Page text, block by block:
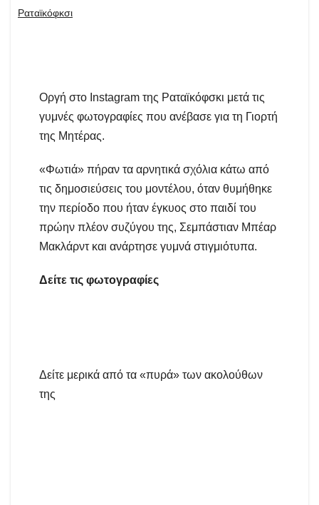
Ραταϊκόφκσι
Οργή στο Instagram της Ραταϊκόφσκι μετά τις
γυμνές φωτογραφίες που ανέβασε για τη Γιορτή
της Μητέρας.
«Φωτιά» πήραν τα αρνητικά σχόλια κάτω από
τις δημοσιεύσεις του μοντέλου, όταν θυμήθηκε
την περίοδο που ήταν έγκυος στο παιδί του
πρώην πλέον συζύγου της, Σεμπάστιαν Μπέαρ
Μακλάρντ και ανάρτησε γυμνά στιγμιότυπα.
Δείτε τις φωτογραφίες
Δείτε μερικά από τα «πυρά» των ακολούθων
της